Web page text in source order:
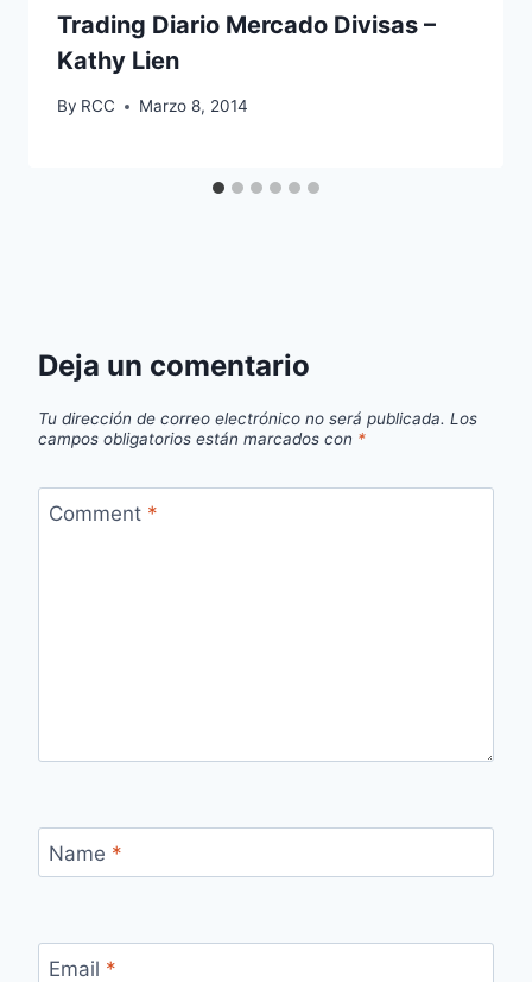
Trading Diario Mercado Divisas –
Kathy Lien
By RCC Marzo 8, 2014
Deja un comentario
Tu dirección de correo electrónico no será publicada. Los
campos obligatorios están marcados con *
Comment *
Name *
Email *